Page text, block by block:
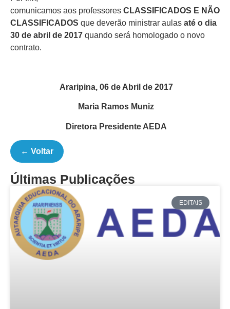
comunicamos aos professores CLASSIFICADOS E NÃO
CLASSIFICADOS que deverão ministrar aulas até o dia
30 de abril de 2017 quando será homologado o novo
contrato.
Araripina, 06 de Abril de 2017
Maria Ramos Muniz
Diretora Presidente AEDA
← Voltar
Últimas Publicações
EDITAIS